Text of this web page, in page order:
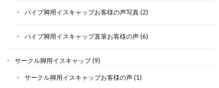
パイプ脚用イスキャップお客様の声写真(2)
パイプ脚用イスキャップ直筆お客様の声(6)
サークル脚用イスキャップ(9)
サークル脚用イスキャップお客様の声(1)